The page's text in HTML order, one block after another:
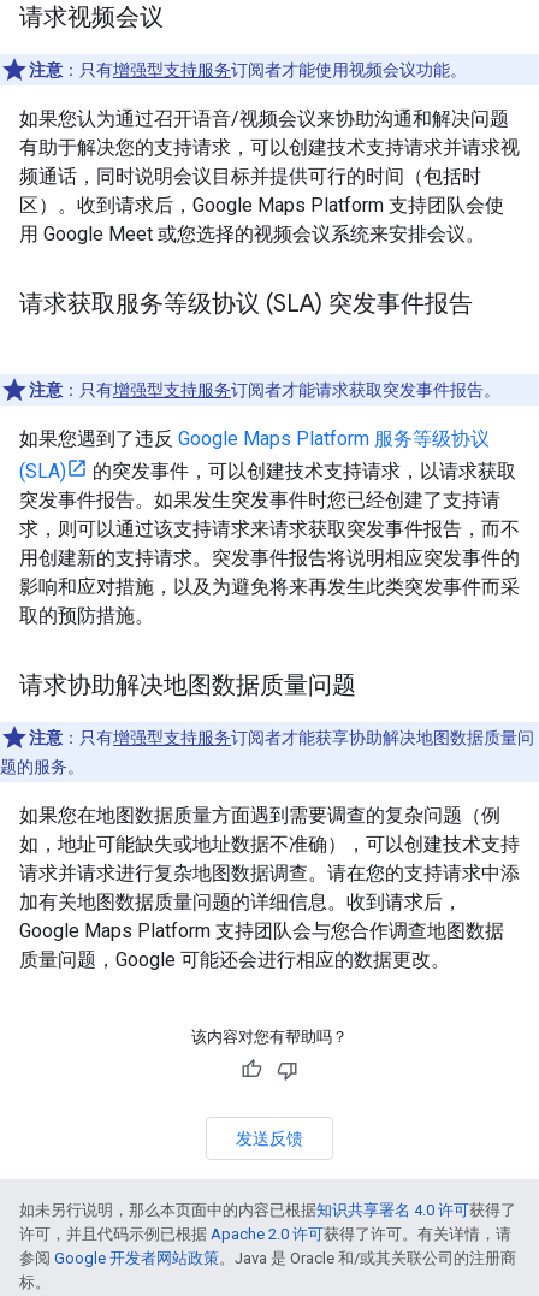
请求视频会议
注意 ：只有增强型支持服务订阅者才能使用视频会议功能。
如果您认为通过召开语音/视频会议来协助沟通和解决问题
有助于解决您的支持请求，可以创建技术支持请求并请求视
频通话，同时说明会议目标并提供可行的时间（包括时
区）。收到请求后，Google Maps Platform 支持团队会使
用 Google Meet 或您选择的视频会议系统来安排会议。
请求获取服务等级协议 (SLA) 突发事件报告
注意 ：只有增强型支持服务订阅者才能请求获取突发事件报告。
如果您遇到了违反 Google Maps Platform 服务等级协议
(SLA)
的突发事件，可以创建技术支持请求，以请求获取
突发事件报告。如果发生突发事件时您已经创建了支持请
求，则可以通过该支持请求来请求获取突发事件报告，而不
用创建新的支持请求。突发事件报告将说明相应突发事件的
影响和应对措施，以及为避免将来再发生此类突发事件而采
取的预防措施。
请求协助解决地图数据质量问题
注意 ：只有增强型支持服务订阅者才能获享协助解决地图数据质量问
题的服务。
如果您在地图数据质量方面遇到需要调查的复杂问题（例
如，地址可能缺失或地址数据不准确），可以创建技术支持
请求并请求进行复杂地图数据调查。请在您的支持请求中添
加有关地图数据质量问题的详细信息。收到请求后，
Google Maps Platform 支持团队会与您合作调查地图数据
质量问题，Google 可能还会进行相应的数据更改。
该内容对您有帮助吗？
发送反馈
如未另行说明，那么本页面中的内容已根据知识共享署名 4.0 许可获得了
许可，并且代码示例已根据 Apache 2.0 许可获得了许可。有关详情，请
参阅 Google 开发者网站政策。Java 是 Oracle 和/或其关联公司的注册商
标。